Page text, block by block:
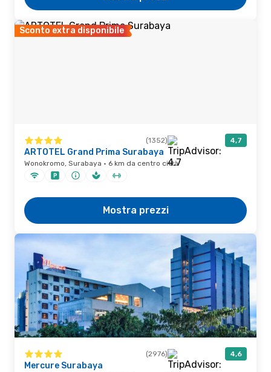
Sconto extra disponibile
(1352) 4,7
ARTOTEL Grand Prima Surabaya
Wonokromo, Surabaya · 6 km da centro città
Mostra prezzi
(2976) 4,6
Mercure Surabaya